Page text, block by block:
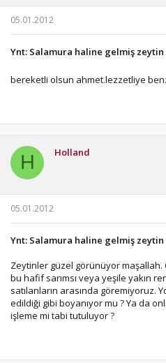
05.01.2012
Ynt: Salamura haline gelmiş zeytin
bereketli olsun ahmet.lezzetliye
H Holland
05.01.2012
Ynt: Salamura haline gelmiş zeytin
Zeytinler güzel görünüyor maşallah.
bu hafif sarımsı veya yeşile yakın
satılanların arasında göremiyoruz.
edildiği gibi boyanıyor mu ? Ya da
işleme mi tabi tutuluyor ?